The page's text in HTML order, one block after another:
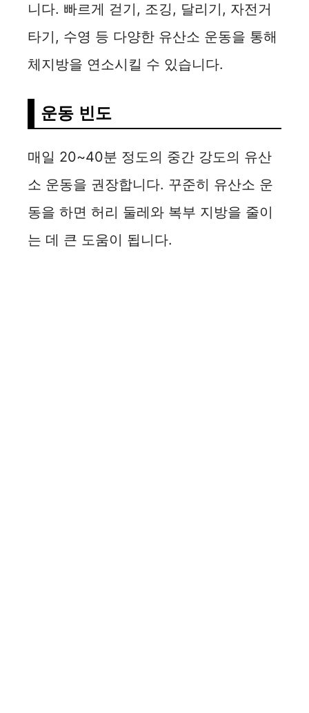
니다. 빠르게 걷기, 조깅, 달리기, 자전거
타기, 수영 등 다양한 유산소 운동을 통해
체지방을 연소시킬 수 있습니다.
운동 빈도
매일 20~40분 정도의 중간 강도의 유산
소 운동을 권장합니다. 꾸준히 유산소 운
동을 하면 허리 둘레와 복부 지방을 줄이
는 데 큰 도움이 됩니다.